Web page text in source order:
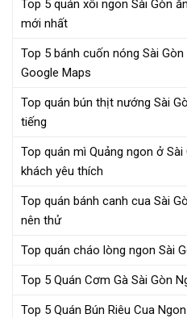
Top 5 quán xôi ngon Sài Gòn
mới nhất
Top 5 bánh cuốn nóng Sài
Google Maps
Top quán bún thịt nướng Sài
tiếng
Top quán mì Quảng ngon ở
khách yêu thích
Top quán bánh canh cua Sài
nên thử
Top quán cháo lòng ngon Sài
Top 5 Quán Cơm Gà Sài Gòn
Top 5 Quán Bún Riêu Cua